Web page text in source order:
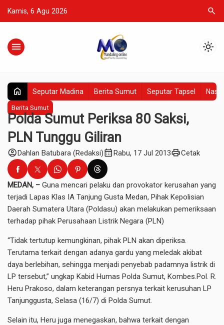
Kamis, 6 Agu 2026 search
menu light_mode
home Seputar Madina Berita Sumut Seputar Tapsel
Berita Sumut
Polda Sumut Periksa 80 Saksi,
PLN Tunggu Giliran
account_circleDahlan Batubara (Redaksi)calendar_monthRabu, 17 Jul 2013printCetak
MEDAN, – Guna mencari pelaku dan provokator kerusahan yang
terjadi Lapas Klas IA Tanjung Gusta Medan, Pihak Kepolisian
Daerah Sumatera Utara (Poldasu) akan melakukan pemeriksaan
terhadap pihak Perusahaan Listrik Negara (PLN)
“Tidak tertutup kemungkinan, pihak PLN akan diperiksa.
Terutama terkait dengan adanya gardu yang meledak akibat
daya berlebihan, sehingga menjadi penyebab padamnya listrik di
LP tersebut,” ungkap Kabid Humas Polda Sumut, Kombes.Pol. R.
Heru Prakoso, dalam keterangan persnya terkait kerusuhan LP
Tanjunggusta, Selasa (16/7) di Polda Sumut.
Selain itu, Heru juga menegaskan, bahwa terkait dengan